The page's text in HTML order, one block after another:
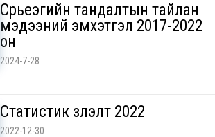
Сүрьеэгийн тандалтын тайлан
мэдээний эмхэтгэл 2017-2022
он
2024-7-28
Статистик үзүүлэлт 2022
2022-12-30